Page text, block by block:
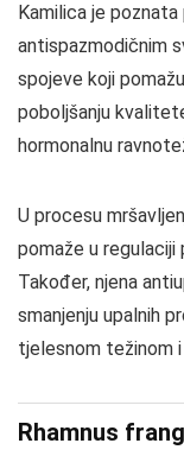
Kamilica je
antispazmodičnim
spojeve koji
poboljšanju
hormonalnu
U procesu
pomaže u regulaciji
Također, njena
smanjenju upalnih
tjelesnom težinom
Rhamnus